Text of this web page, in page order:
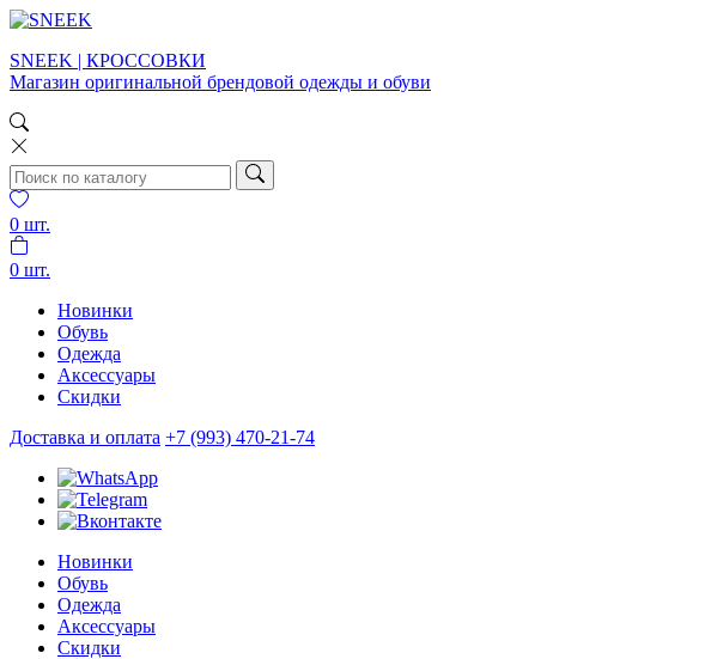
SNEEK | КРОССОВКИ
Магазин оригинальной брендовой одежды и обуви
0 шт.
0 шт.
Новинки
Обувь
Одежда
Аксессуары
Скидки
Доставка и оплата +7 (993) 470-21-74
Новинки
Обувь
Одежда
Аксессуары
Скидки